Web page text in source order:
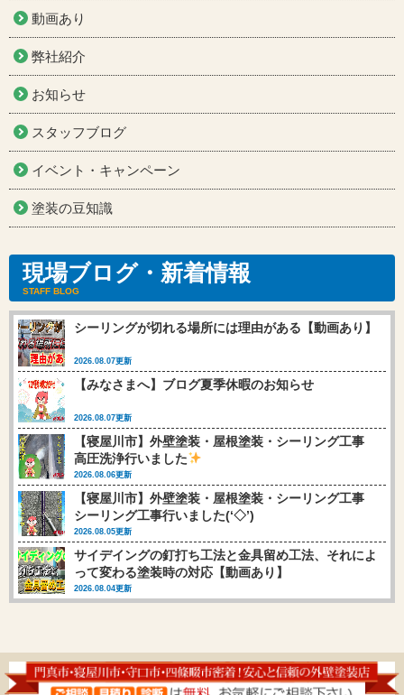
動画あり
弊社紹介
お知らせ
スタッフブログ
イベント・キャンペーン
塗装の豆知識
現場ブログ・新着情報
STAFF BLOG
シーリングが切れる場所には理由がある【動画あり】
2026.08.07更新
【みなさまへ】ブログ夏季休暇のお知らせ
2026.08.07更新
【寝屋川市】外壁塗装・屋根塗装・シーリング工事
高圧洗浄行いました
2026.08.06更新
【寝屋川市】外壁塗装・屋根塗装・シーリング工事
シーリング工事行いました(‘◇’)ゞ
2026.08.05更新
サイデイングの釘打ち工法と金具留め工法、それによ
って変わる塗装時の対応【動画あり】
2026.08.04更新